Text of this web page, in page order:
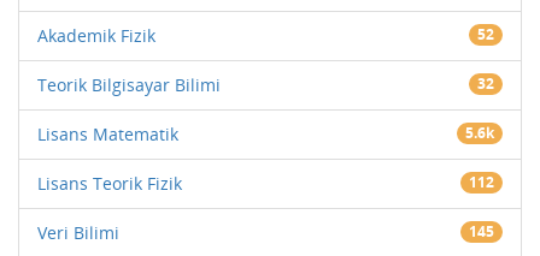
Akademik Fizik 52
Teorik Bilgisayar Bilimi 32
Lisans Matematik 5.6k
Lisans Teorik Fizik 112
Veri Bilimi 145